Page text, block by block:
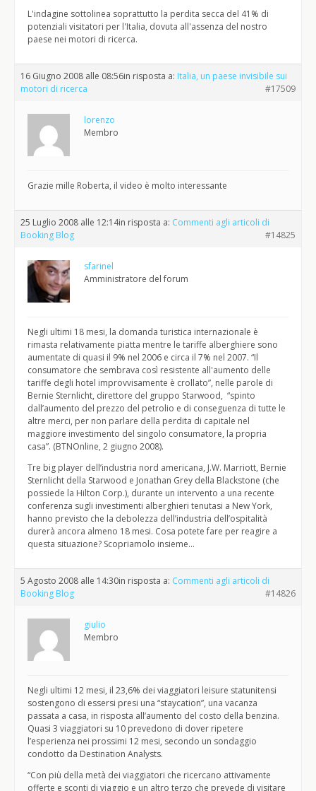
L'indagine sottolinea soprattutto la perdita secca del 41% di
potenziali visitatori per l'Italia, dovuta all'assenza del nostro
paese nei motori di ricerca.
16 Giugno 2008 alle 08:56in risposta a: Italia, un paese invisibile sui
motori di ricerca
#17509
lorenzo
Membro
Grazie mille Roberta, il video è molto interessante
25 Luglio 2008 alle 12:14in risposta a: Commenti agli articoli di
Booking Blog
#14825
sfarinel
Amministratore del forum
Negli ultimi 18 mesi, la domanda turistica internazionale è
rimasta relativamente piatta mentre le tariffe alberghiere sono
aumentate di quasi il 9% nel 2006 e circa il 7% nel 2007. “Il
consumatore che sembrava così resistente all'aumento delle
tariffe degli hotel improvvisamente è crollato”, nelle parole di
Bernie Sternlicht, direttore del gruppo Starwood, “spinto
dall’aumento del prezzo del petrolio e di conseguenza di tutte le
altre merci, per non parlare della perdita di capitale nel
maggiore investimento del singolo consumatore, la propria
casa”. (BTNOnline, 2 giugno 2008).
Tre big player dell’industria nord americana, J.W. Marriott, Bernie
Sternlicht della Starwood e Jonathan Grey della Blackstone (che
possiede la Hilton Corp.), durante un intervento a una recente
conferenza sugli investimenti alberghieri tenutasi a New York,
hanno previsto che la debolezza dell’industria dell’ospitalità
durerà ancora almeno 18 mesi. Cosa potete fare per reagire a
questa situazione? Scopriamolo insieme…
5 Agosto 2008 alle 14:30in risposta a: Commenti agli articoli di
Booking Blog
#14826
giulio
Membro
Negli ultimi 12 mesi, il 23,6% dei viaggiatori leisure statunitensi
sostengono di essersi presi una “staycation”, una vacanza
passata a casa, in risposta all’aumento del costo della benzina.
Quasi 3 viaggiatori su 10 prevedono di dover ripetere
l’esperienza nei prossimi 12 mesi, secondo un sondaggio
condotto da Destination Analysts.
“Con più della metà dei viaggiatori che ricercano attivamente
offerte e sconti di viaggio e un altro terzo che prevede di visitare